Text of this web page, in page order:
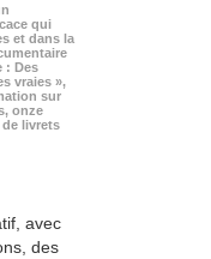
qui
et dans la
: Des
vraies »,
sur
onze
livrets
avec
des